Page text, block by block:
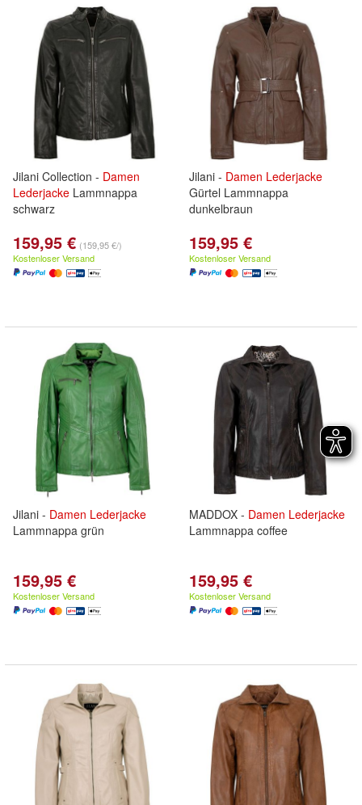
Jilani Collection - Damen
Lederjacke Lammnappa
schwarz
159,95 € (159,95 €/)
Kostenloser Versand
Jilani - Damen Lederjacke
Gürtel Lammnappa
dunkelbraun
159,95 €
Kostenloser Versand
Jilani - Damen Lederjacke
Lammnappa grün
159,95 €
Kostenloser Versand
MADDOX - Damen Lederjacke
Lammnappa coffee
159,95 €
Kostenloser Versand